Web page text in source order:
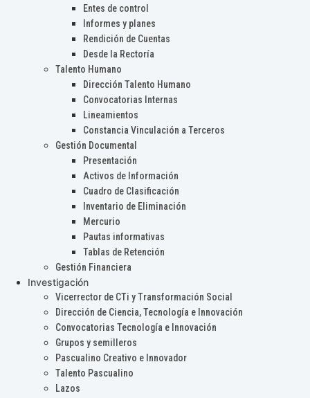
Entes de control
Informes y planes
Rendición de Cuentas
Desde la Rectoría
Talento Humano
Dirección Talento Humano
Convocatorias Internas
Lineamientos
Constancia Vinculación a Terceros
Gestión Documental
Presentación
Activos de Información
Cuadro de Clasificación
Inventario de Eliminación
Mercurio
Pautas informativas
Tablas de Retención
Gestión Financiera
Investigación
Vicerrector de CTi y Transformación Social
Dirección de Ciencia, Tecnología e Innovación
Convocatorias Tecnología e Innovación
Grupos y semilleros
Pascualino Creativo e Innovador
Talento Pascualino
Lazos